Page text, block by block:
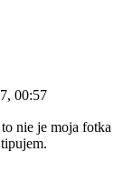
00:57
nie je moja fotka